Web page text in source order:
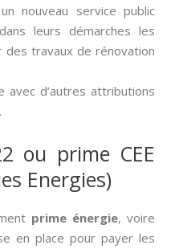
nouveau service public
leurs démarches les
travaux de rénovation
d’autres attributions
ou prime CEE
Energies)
prime énergie, voire
en place pour payer les